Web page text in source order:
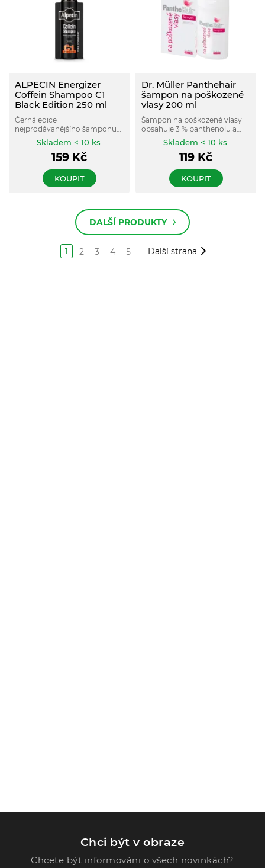
ALPECIN Energizer
Coffein Shampoo C1
Black Edition 250 ml
Černá edice
nejprodávanějšího šamponu
pro muže Alpecin Coffein
Shampoo C1
Skladem < 10 ks
159 Kč
KOUPIT
Dr. Müller Panthehair
šampon na poškozené
vlasy 200 ml
Šampon na poškozené vlasy
obsahuje 3 % panthenolu a
aktivní látky (kreatin,
hydrolyzovaný pšeničný
protein), které pečují o křehké
Skladem < 10 ks
119 Kč
KOUPIT
DALŠÍ PRODUKTY
1 2 3 4 5 Další strana
Chci být v obraze
Chcete být informováni o všech novinkách?